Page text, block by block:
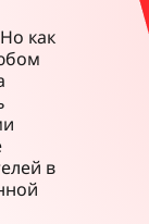
как
в